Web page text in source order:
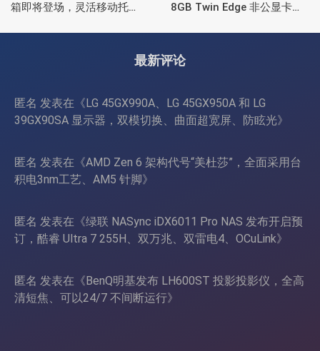
箱即将登场，灵活移动托
8GB Twin Edge 非公显卡，
最新评论
匿名 发表在《LG 45GX990A、LG 45GX950A 和 LG
39GX90SA 显示器，双模切换、曲面超宽屏、防眩光》
匿名 发表在《AMD Zen 6 架构代号“美杜莎”，全面采用台
积电3nm工艺、AM5 针脚》
匿名 发表在《绿联 NASync iDX6011 Pro NAS 发布开启预
订，酷睿 Ultra 7 255H、双万兆、双雷电4、OCuLink》
匿名 发表在《BenQ明基发布 LH600ST 投影投影仪，全高
清短焦、可以24/7 不间断运行》